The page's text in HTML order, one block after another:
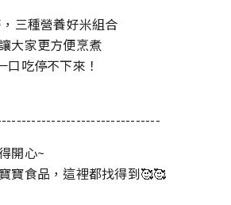
三種營養好米組合
大家更方便烹煮
口吃停不下來！
開心~
寶食品，這裡都找得到🥰🥰